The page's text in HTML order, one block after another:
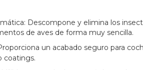
Descompone y elimina los
de aves de forma muy sencilla.
un acabado seguro para
coatings.